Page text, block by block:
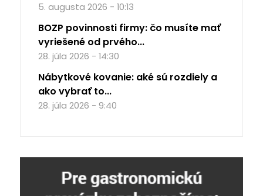
5. augusta 2026 - 10:13
BOZP povinnosti firmy: čo musíte mať
vyriešené od prvého...
28. júla 2026 - 14:30
Nábytkové kovanie: aké sú rozdiely a
ako vybrať to...
28. júla 2026 - 9:40